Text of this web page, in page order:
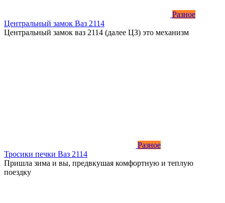
Разное
Центральный замок Ваз 2114
Центральный замок ваз 2114 (далее ЦЗ) это механизм
Разное
Тросики печки Ваз 2114
Пришла зима и вы, предвкушая комфортную и теплую
поездку